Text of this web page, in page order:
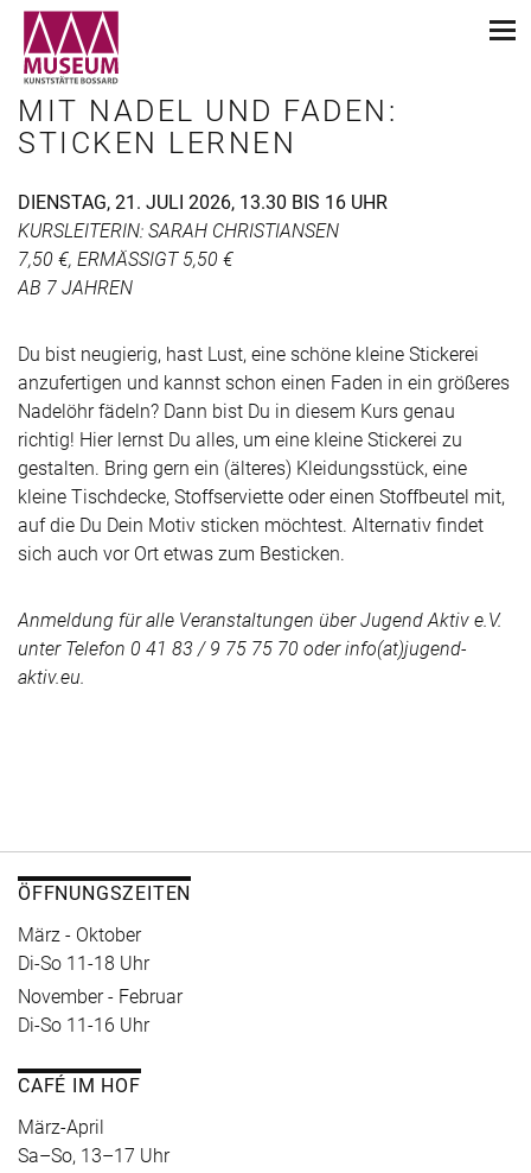
MIT NADEL UND FADEN:
STICKEN LERNEN
DIENSTAG, 21. JULI 2026, 13.30 BIS 16 UHR
KURSLEITERIN: SARAH CHRISTIANSEN
7,50 €, ERMÄSSIGT 5,50 €
AB 7 JAHREN
Du bist neugierig, hast Lust, eine schöne kleine Stickerei
anzufertigen und kannst schon einen Faden in ein größeres
Nadelöhr fädeln? Dann bist Du in diesem Kurs genau
richtig! Hier lernst Du alles, um eine kleine Stickerei zu
gestalten. Bring gern ein (älteres) Kleidungsstück, eine
kleine Tischdecke, Stoffserviette oder einen Stoffbeutel mit,
auf die Du Dein Motiv sticken möchtest. Alternativ findet
sich auch vor Ort etwas zum Besticken.
Anmeldung für alle Veranstaltungen über Jugend Aktiv e.V.
unter Telefon 0 41 83 / 9 75 75 70 oder info(at)jugend-
aktiv.eu.
ÖFFNUNGSZEITEN
März - Oktober
Di-So 11-18 Uhr
November - Februar
Di-So 11-16 Uhr
CAFÉ IM HOF
März-April
Sa–So, 13–17 Uhr